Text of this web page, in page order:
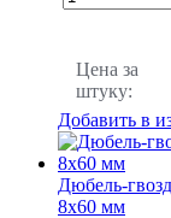
Цена за
штуку:
Добавить в
Дюбель-
8х60 мм